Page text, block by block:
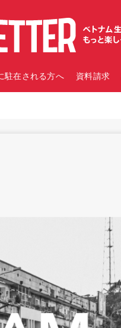
駐在される方へ 資料請求